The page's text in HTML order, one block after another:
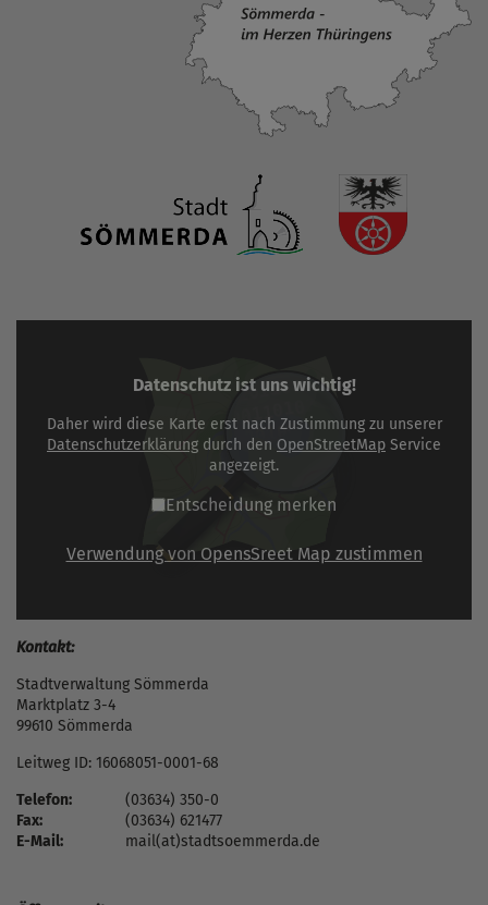
Datenschutz ist uns wichtig!
Daher wird diese Karte erst nach Zustimmung zu unserer
Datenschutzerklärung durch den OpenStreetMap Service
angezeigt.
Entscheidung merken
Verwendung von OpensSreet Map zustimmen
Kontakt:
Stadtverwaltung Sömmerda
Marktplatz 3-4
99610 Sömmerda
Leitweg ID: 16068051-0001-68
Telefon:
(03634) 350-0
Fax:
(03634) 621477
E-Mail:
mail(at)stadtsoemmerda.de